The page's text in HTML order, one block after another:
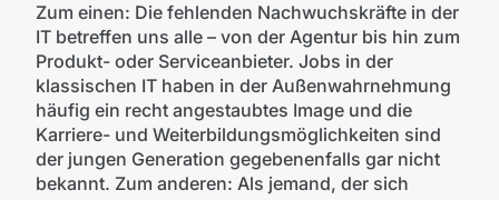
Zum einen: Die fehlenden Nachwuchskräfte in der
IT betreffen uns alle – von der Agentur bis hin zum
Produkt- oder Serviceanbieter. Jobs in der
klassischen IT haben in der Außenwahrnehmung
häufig ein recht angestaubtes Image und die
Karriere- und Weiterbildungsmöglichkeiten sind
der jungen Generation gegebenenfalls gar nicht
bekannt. Zum anderen: Als jemand, der sich